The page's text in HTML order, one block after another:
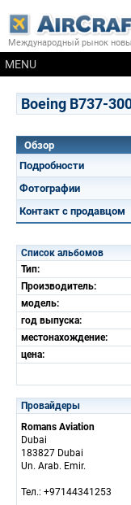
Международный рынок
MENU
Boeing B737-
Обзор
Подробности
Фотографии
Контакт с продавцом
Список альбомов
Тип:
Производитель:
модель:
год выпуска:
местонахождение:
цена:
Провайдеры
Romans Aviation
Dubai
183827 Dubai
Un. Arab. Emir.
Тел.: +97144341253